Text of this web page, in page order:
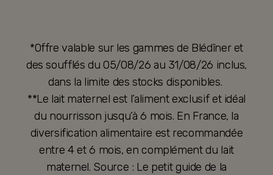
*Offre valable sur les gammes de Blédîner et
des soufflés du 05/08/26 au 31/08/26 inclus,
dans la limite des stocks disponibles.
**Le lait maternel est l’aliment exclusif et idéal
du nourrisson jusqu’à 6 mois. En France, la
diversification alimentaire est recommandée
entre 4 et 6 mois, en complément du lait
maternel. Source : Le petit guide de la